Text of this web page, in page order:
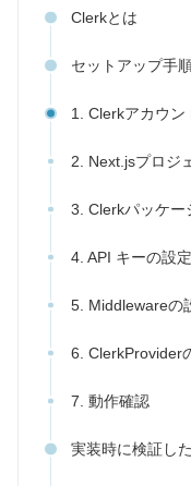
Clerkとは
セットアップ手
1. Clerkアカウン
2. Next.jsプロジ
3. Clerkパッケー
4. API キーの設定
5. Middlewareの
6. ClerkProvider
7. 動作確認
実装時に検証し